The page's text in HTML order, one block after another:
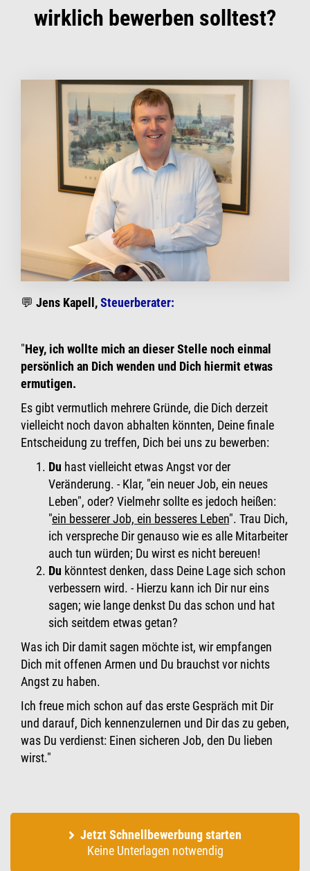
wirklich bewerben solltest?
💬 Jens Kapell,Steuerberater:
"Hey, ich wollte mich an dieser Stelle noch einmal
persönlich an Dich wenden und Dich hiermit etwas
ermutigen.
Es gibt vermutlich mehrere Gründe, die Dich derzeit
vielleicht noch davon abhalten könnten, Deine finale
Entscheidung zu treffen, Dich bei uns zu bewerben:
Du hast vielleicht etwas Angst vor der
Veränderung. - Klar, "ein neuer Job, ein neues
Leben", oder? Vielmehr sollte es jedoch heißen:
"ein besserer Job, ein besseres Leben". Trau Dich,
ich verspreche Dir genauso wie es alle Mitarbeiter
auch tun würden; Du wirst es nicht bereuen!
Du könntest denken, dass Deine Lage sich schon
verbessern wird. - Hierzu kann ich Dir nur eins
sagen; wie lange denkst Du das schon und hat
sich seitdem etwas getan?
Was ich Dir damit sagen möchte ist, wir empfangen
Dich mit offenen Armen und Du brauchst vor nichts
Angst zu haben.
Ich freue mich schon auf das erste Gespräch mit Dir
und darauf, Dich kennenzulernen und Dir das zu geben,
was Du verdienst: Einen sicheren Job, den Du lieben
wirst."
Jetzt Schnellbewerbung starten
Keine Unterlagen notwendig